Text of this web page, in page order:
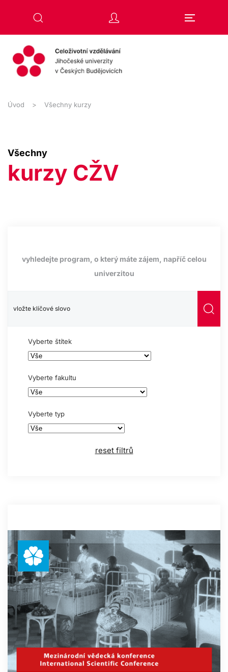
Úvod Všechny kurzy
Všechny
kurzy CŽV
vyhledejte program, o který máte zájem, napříč celou
univerzitou
Vyberte štítek
Vyberte fakultu
Vyberte typ
reset filtrů